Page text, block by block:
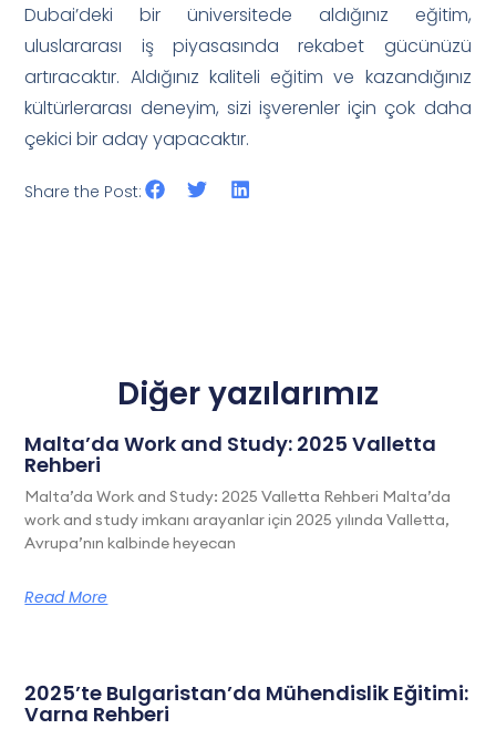
Dubai’deki bir üniversitede aldığınız eğitim,
uluslararası iş piyasasında rekabet gücünüzü
artıracaktır. Aldığınız kaliteli eğitim ve kazandığınız
kültürlerarası deneyim, sizi işverenler için çok daha
çekici bir aday yapacaktır.
Share the Post:
Diğer yazılarımız
Malta’da Work and Study: 2025 Valletta
Rehberi
Malta’da Work and Study: 2025 Valletta Rehberi Malta’da
work and study imkanı arayanlar için 2025 yılında Valletta,
Avrupa’nın kalbinde heyecan
Read More
2025’te Bulgaristan’da Mühendislik Eğitimi:
Varna Rehberi